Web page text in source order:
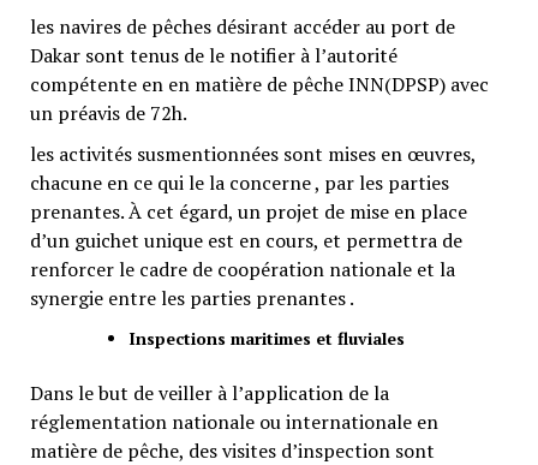
les navires de pêches désirant accéder au port de
Dakar sont tenus de le notifier à l’autorité
compétente en en matière de pêche INN(DPSP) avec
un préavis de 72h.
les activités susmentionnées sont mises en œuvres,
chacune en ce qui le la concerne , par les parties
prenantes. À cet égard, un projet de mise en place
d’un guichet unique est en cours, et permettra de
renforcer le cadre de coopération nationale et la
synergie entre les parties prenantes .
Inspections maritimes et fluviales
Dans le but de veiller à l’application de la
réglementation nationale ou internationale en
matière de pêche, des visites d’inspection sont